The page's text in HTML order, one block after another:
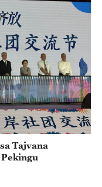
Tajvana